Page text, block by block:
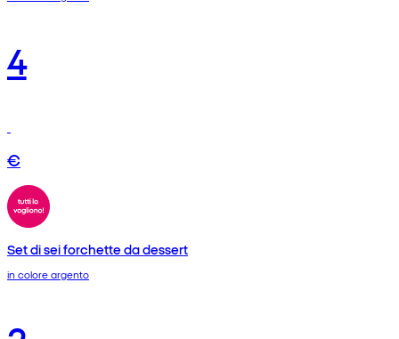
4
€
Set di sei forchette da dessert
in colore argento